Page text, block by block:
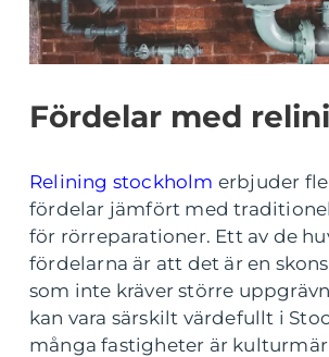
Fördelar med
Relining stockholm erbjuder
fördelar jämfört med
för rörreparationer. Ett av de
fördelarna är att det är en
som inte kräver större
kan vara särskilt värdefullt i
många fastigheter är